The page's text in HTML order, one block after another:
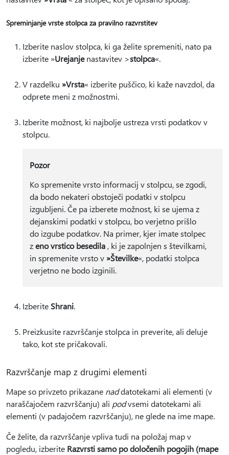
Spreminjanje vrste stolpca za pravilno razvrstitev
Izberite naslov stolpca, ki ga želite spremeniti, nato pa
izberite »Urejanjenastavitev >stolpca«.
V razdelku »Vrsta« izberite puščico, ki kaže navzdol, da
odprete meni z možnostmi.
Izberite možnost, ki najbolje ustreza vrsti podatkov v
stolpcu.
Pozor
Ko spremenite vrsto informacij v stolpcu, se zgodi,
da bodo nekateri obstoječi podatki v stolpcu
izgubljeni. Če pa izberete možnost, ki se ujema z
dejanskimi podatki v stolpcu, bo verjetno prišlo
do izgube podatkov. Na primer, kjer imate stolpec
zeno vrstico besedila, ki je zapolnjen s številkami,
in spremenite vrsto v»Številke«, podatki stolpca
verjetno ne bodo izginili.
Izberite Shrani.
Preizkusite razvrščanje stolpca in preverite, ali deluje
tako, kot ste pričakovali.
Razvrščanje map z drugimi elementi
Mape so privzeto prikazane naddatotekami ali elementi (v
naraščajočem razvrščanju) ali podvsemi datotekami ali
elementi (v padajočem razvrščanju), ne glede na ime mape.
Če želite, da razvrščanje vpliva tudi na položaj map v
pogledu, izberite Razvrsti samo po določenih pogojih (mape